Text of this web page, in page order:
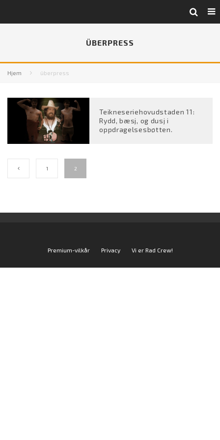
ÜBERPRESS
Hjem überpress
Teikneseriehovudstaden 11:
Rydd, bæsj, og dusj i
oppdragelsesbøtten.
1 2
Premium-vilkår Privacy Vi er Rad Crew!